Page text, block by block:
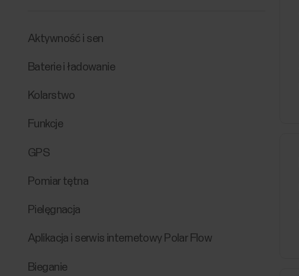
Aktywność i sen
Baterie i ładowanie
Kolarstwo
Funkcje
GPS
Pomiar tętna
Pielęgnacja
Aplikacja i serwis internetowy Polar Flow
Bieganie